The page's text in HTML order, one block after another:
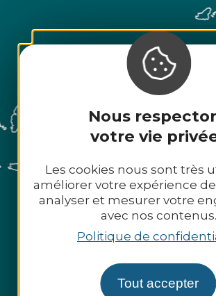
Nous
votre vie
Les cookies nous sont très
améliorer votre expérience
analyser et mesurer votre
avec nos contenus.
Politique de
Tout accepter